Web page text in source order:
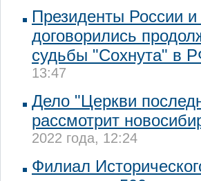
Президенты России
договорились
судьбы "Сохнута" в
13:47
Дело "Церкви
рассмотрит
2022 года, 12:24
Филиал